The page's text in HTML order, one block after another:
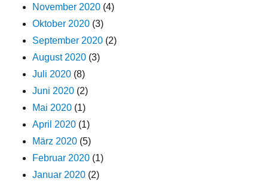
November 2020 (4)
Oktober 2020 (3)
September 2020 (2)
August 2020 (3)
Juli 2020 (8)
Juni 2020 (2)
Mai 2020 (1)
April 2020 (1)
März 2020 (5)
Februar 2020 (1)
Januar 2020 (2)